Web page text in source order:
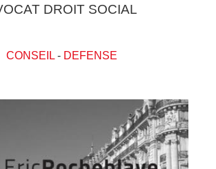
DROIT SOCIAL
CONSEIL- DEFENSE